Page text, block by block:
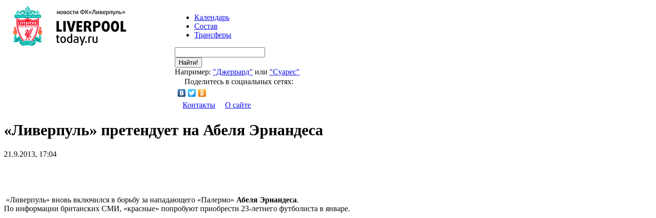
Календарь
Состав
Трансферы
Найти!
Например: "Джеррард" или "Суарес"
Поделитесь в социальных сетях:
Контакты О сайте
«Ливерпуль» претендует на Абеля Эрнандеса
21.9.2013, 17:04
«Ливерпуль» вновь включился в борьбу за нападающего «Палермо» Абеля Эрнандеса.
По информации британских СМИ, «красные» попробуют приобрести 23-летнего футболиста в январе.